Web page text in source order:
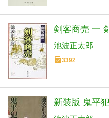
剣客商売 一
池波正太郎
3392
新装版 鬼平